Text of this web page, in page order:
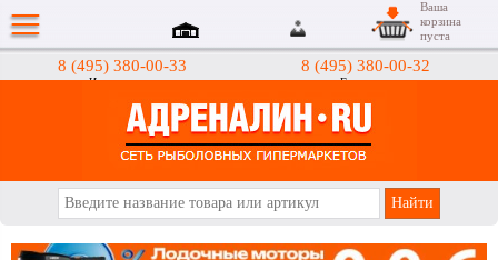
8 (495) 380-00-33
Интернет-магазин
8 (495) 380-00-32
Гипермаркеты
Ваша
корзина
пуста